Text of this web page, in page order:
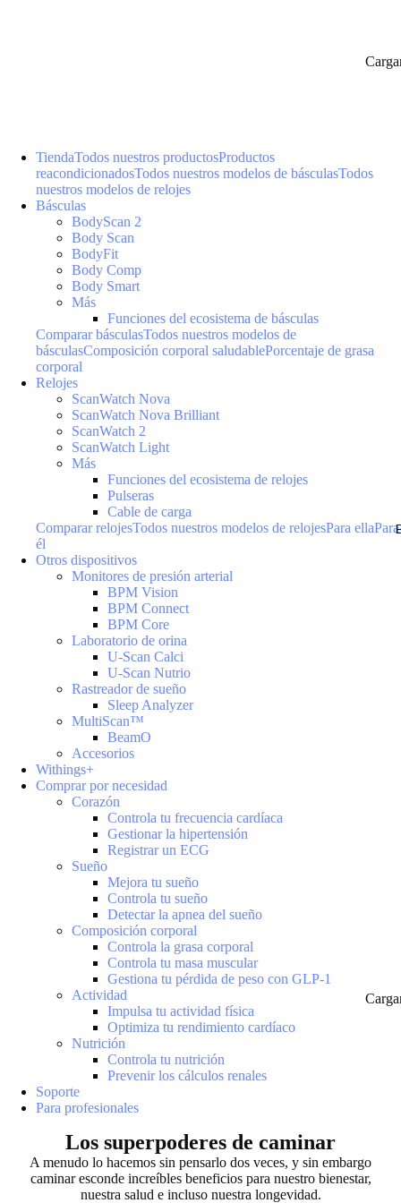
TiendaTodos nuestros productosProductos
reacondicionadosTodos nuestros modelos de básculasTodos
nuestros modelos de relojes
Básculas
BodyScan 2
Body Scan
BodyFit
Body Comp
Body Smart
Más
Funciones del ecosistema de básculas
Comparar básculasTodos nuestros modelos de
básculasComposición corporal saludablePorcentaje de grasa
corporal
Relojes
ScanWatch Nova
ScanWatch Nova Brilliant
ScanWatch 2
ScanWatch Light
Más
Funciones del ecosistema de relojes
Pulseras
Cable de carga
Comparar relojesTodos nuestros modelos de relojesPara ellaPara
él
Otros dispositivos
Monitores de presión arterial
BPM Vision
BPM Connect
BPM Core
Laboratorio de orina
U-Scan Calci
U-Scan Nutrio
Rastreador de sueño
Sleep Analyzer
MultiScan™
BeamO
Accesorios
Withings+
Comprar por necesidad
Corazón
Controla tu frecuencia cardíaca
Gestionar la hipertensión
Registrar un ECG
Sueño
Mejora tu sueño
Controla tu sueño
Detectar la apnea del sueño
Composición corporal
Controla la grasa corporal
Controla tu masa muscular
Gestiona tu pérdida de peso con GLP-1
Actividad
Impulsa tu actividad física
Optimiza tu rendimiento cardíaco
Nutrición
Controla tu nutrición
Prevenir los cálculos renales
Soporte
Para profesionales
Los superpoderes de caminar
A menudo lo hacemos sin pensarlo dos veces, y sin embargo
caminar esconde increíbles beneficios para nuestro bienestar,
nuestra salud e incluso nuestra longevidad.